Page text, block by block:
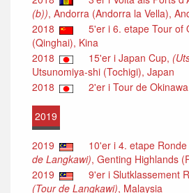
(b)), Andorra (Andorra la Vella),
2018
5'er i 6. etape Tour of
(Qinghai), Kina
2018
15'er i Japan Cup,
Utsunomiya-shi (Tochigi), Japan
2018
2'er i Tour de
2019
2019 10'er i 4. etape
de Langkawi), Genting Highlands
2019
9'er i Slutklassement
(Tour de Langkawi), Malaysia